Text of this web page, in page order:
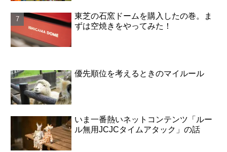
東芝の石窯ドームを購入したの巻。ま
ずは空焼きをやってみた！
優先順位を考えるときのマイルール
いま一番熱いネットコンテンツ「ルー
ル無用JCJCタイムアタック」の話